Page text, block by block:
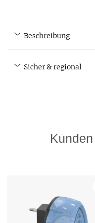
Beschreibung
Sicher & regional